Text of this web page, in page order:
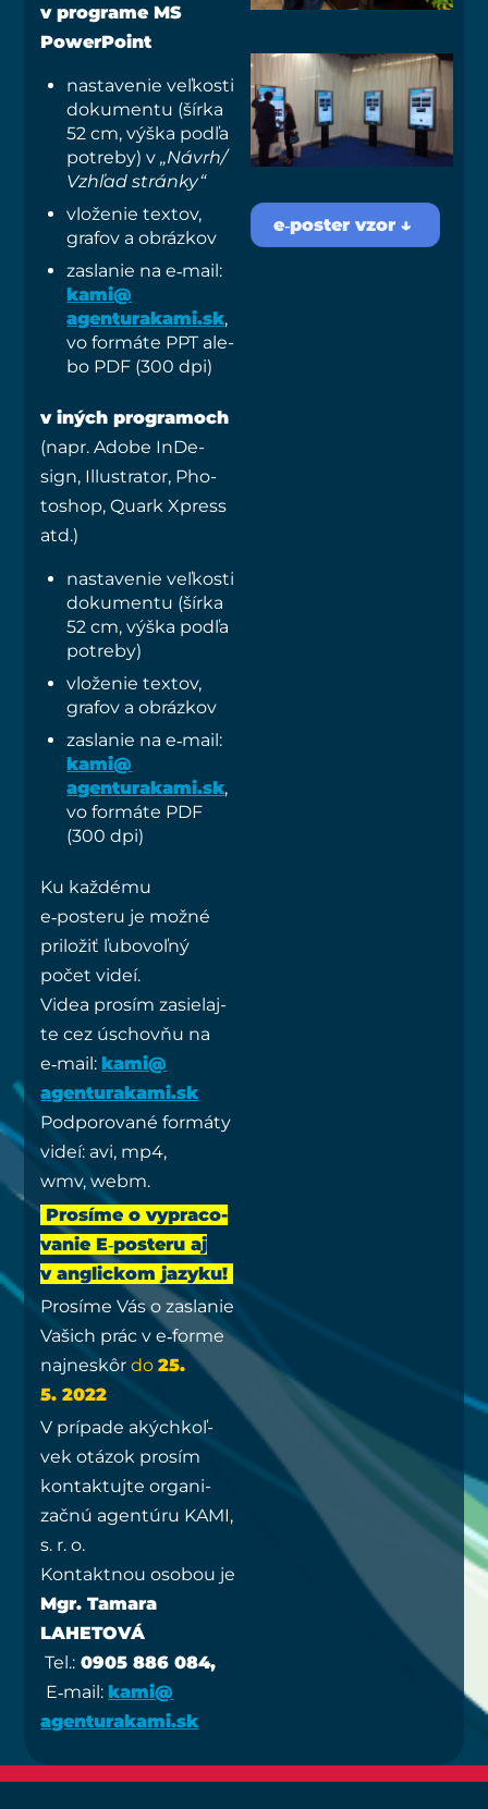
v prog­ra­me MS
PowerPoint
nasta­ve­nie veľ­kos­ti
doku­men­tu (šír­ka
52 cm, výš­ka pod­ľa
potre­by) v„Návrh/​
Vzhľad stránky“
vlo­že­nie tex­tov,
gra­fov a obrázkov
zasla­nie na e‑mail:
kami@​
agenturakami.​sk,
vo for­má­te PPT ale­
bo PDF (300 dpi)
v iných prog­ra­moch
(napr. Ado­be InDe­
sign, Illu­stra­tor, Pho­
tos­hop, Quark Xpress
atd.)
nasta­ve­nie veľ­kos­ti
doku­men­tu (šír­ka
52 cm, výš­ka pod­ľa
potreby)
vlo­že­nie tex­tov,
gra­fov a obrázkov
zasla­nie na e‑mail:
kami@​
agenturakami.​sk,
vo for­má­te PDF
(300 dpi)
Ku kaž­dé­mu
e‑posteru je mož­né
pri­lo­žiť ľubo­voľ­ný
počet videí.
Videa pro­sím zasie­laj­
te cez úschov­ňu na
e‑mail: kami@​
agenturakami.​sk
Pod­po­ro­va­né for­má­ty
videí: avi, mp4,
wmv, webm.
Pro­sí­me o vypra­co­
va­nie E‑posteru aj
v anglic­kom jazy­ku!
Pro­sí­me Vás o zasla­nie
Vašich prác v e‑forme
naj­ne­skôrdo25.
5. 2022
V prí­pa­de akých­koľ­
vek otá­zok pro­sím
kon­tak­tuj­te orga­ni­
zač­nú agen­tú­ru KAMI,
s. r. o.
Kon­takt­nou oso­bou je
Mgr. Tama­ra
LAHETOVÁ
Tel.: 0905 886 084,
E‑mail:kami@​
agenturakami.​sk
e‑poster vzor ↓